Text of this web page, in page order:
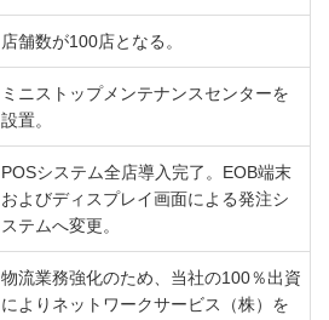
店舗数が100店となる。
ミニストップメンテナンスセンターを
設置。
POSシステム全店導入完了。EOB端末
およびディスプレイ画面による発注シ
ステムへ変更。
物流業務強化のため、当社の100％出資
によりネットワークサービス（株）を